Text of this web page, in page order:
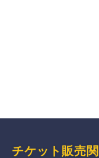
チケット販売関